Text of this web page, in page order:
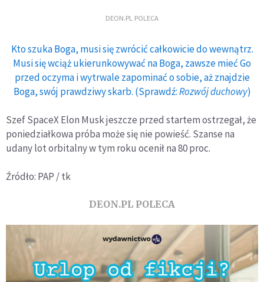
DEON.PL POLECA
Kto szuka Boga, musi się zwrócić całkowicie do wewnątrz.
Musi się wciąż ukierunkowywać na Boga, zawsze mieć Go
przed oczyma i wytrwale zapominać o sobie, aż znajdzie
Boga, swój prawdziwy skarb. (Sprawdź:Rozwój duchowy)
Szef SpaceX Elon Musk jeszcze przed startem ostrzegał, że
poniedziałkowa próba może się nie powieść. Szanse na
udany lot orbitalny w tym roku ocenił na 80 proc.
Źródło: PAP / tk
DEON.PL POLECA